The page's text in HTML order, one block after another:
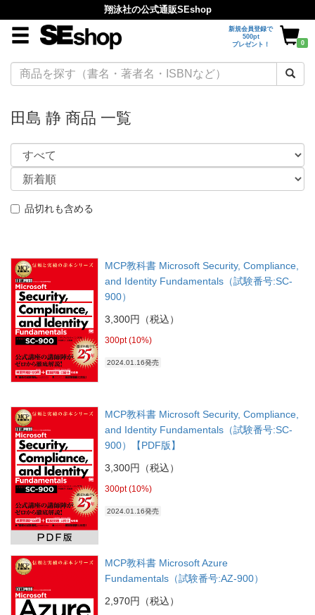
翔泳社の公式通販SEshop
新規会員登録で
500pt
プレゼント！
0
田島 静 商品 一覧
品切れも含める
MCP教科書 Microsoft Security, Compliance,
and Identity Fundamentals（試験番号:SC-
900）
3,300円（税込）
300pt (10%)
2024.01.16発売
MCP教科書 Microsoft Security, Compliance,
and Identity Fundamentals（試験番号:SC-
900）【PDF版】
3,300円（税込）
300pt (10%)
2024.01.16発売
MCP教科書 Microsoft Azure
Fundamentals（試験番号:AZ-900）
2,970円（税込）